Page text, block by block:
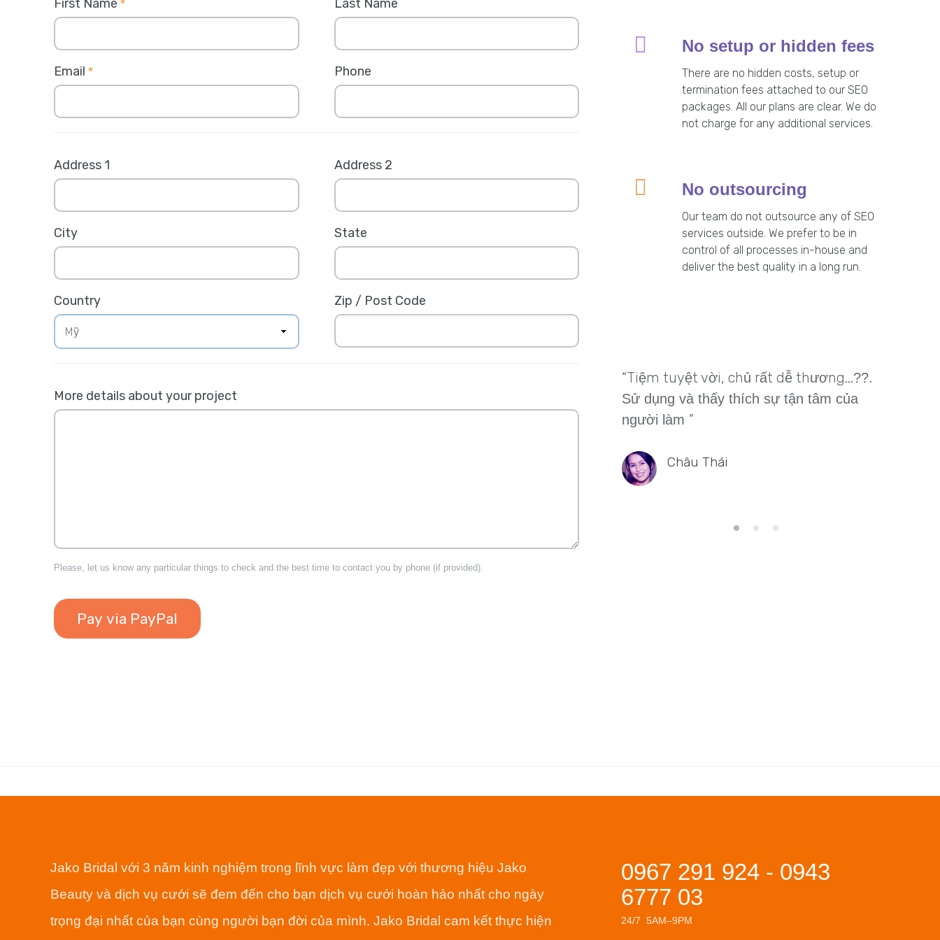
First Name * Last Name
Email * Phone
Address 1 Address 2
City State
Country Zip / Post Code
More details about your project
Please, let us know any particular things to check and the best time to contact you by phone (if provided).
No setup or hidden fees
There are no hidden costs, setup or
termination fees attached to our SEO
packages. All our plans are clear. We do
not charge for any additional services.
No outsourcing
Our team do not outsource any of SEO
services outside. We prefer to be in
control of all processes in-house and
deliver the best quality in a long run.
“Tiệm tuyệt vời, chủ rất dễ thương...??.
Sử dụng và thấy thích sự tận tâm của
người làm ”
Châu Thái
Jako Bridal với 3 năm kinh nghiệm trong lĩnh vực làm đẹp với thương hiệu Jako
Beauty và dịch vụ cưới sẽ đem đến cho bạn dịch vụ cưới hoàn hảo nhất cho ngày
trọng đại nhất của bạn cùng người bạn đời của mình. Jako Bridal cam kết thực hiện
0967 291 924 - 0943
6777 03
24/7 5AM–9PM